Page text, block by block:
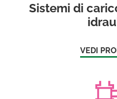
Sistemi di
VEDI